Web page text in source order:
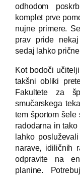
odhodom
komplet prve
nujne primere.
prav pride
sedaj lahko
Kot bodoči
takšni obliki
Fakultete za
smučarskega
tem športom
radodarna in
lahko
narave, idiličnih
odpravite na
planine.